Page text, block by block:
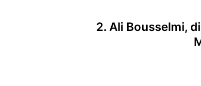
Navigation
2. Ali Bousselmi,